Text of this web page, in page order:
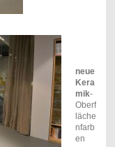
neue
Kera
mik-
Oberf
läche
nfarb
en